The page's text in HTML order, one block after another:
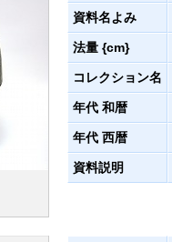
資料名よみ
法量 {cm}
コレクション名
年代 和暦
年代 西暦
資料説明